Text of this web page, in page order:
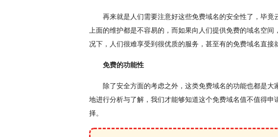
再来就是人们需要注意好这些免费域名的安全性了，毕
上面的维护都是不容易的，而如果向人们提供免费的域名空
况下，人们很难享受到很优质的服务，甚至有的免费域名直接
免费的功能性
除了安全方面的考虑之外，这类免费域名的功能也都是
地进行分析与了解，我们才能够知道这个免费域名值不值得
择。